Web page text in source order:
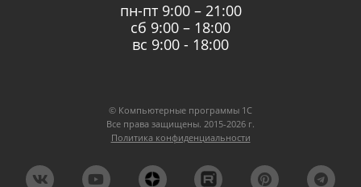
пн-пт 9:00 – 21:00
сб 9:00 – 18:00
вс 9:00 - 18:00
© Компьютерные программы 1C
Все права защищены. 2015-2026 г.
Политика конфиденциальности